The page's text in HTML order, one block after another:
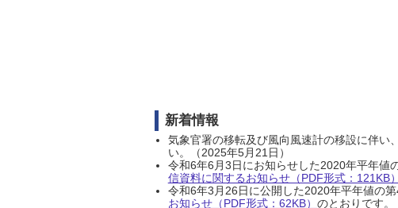
新着情報
気象官署の移転及び風向風速計の移設に伴い
い。（2025年5月21日）
令和6年6月3日にお知らせした2020年平年値
信資料に関するお知らせ（PDF形式：121KB）
令和6年3月26日に公開した2020年平年値の
お知らせ（PDF形式：62KB） のとおりです。